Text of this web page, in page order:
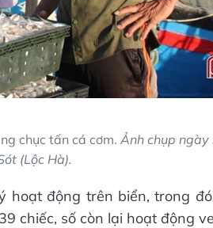
chục tấn cá cơm. Ảnh chụp
(Lộc Hà).
hoạt động trên biển, trong
chiếc, số còn lại hoạt động